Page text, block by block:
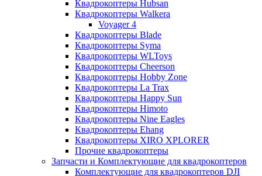
Квадрокоптеры Hubsan
Квадрокоптеры Walkera
Voyager 4
Квадрокоптеры Blade
Квадрокоптеры Syma
Квадрокоптеры WLToys
Квадрокоптеры Cheerson
Квадрокоптеры Hobby Zone
Квадрокоптеры La Trax
Квадрокоптеры Happy Sun
Квадрокоптеры Himoto
Квадрокоптеры Nine Eagles
Квадрокоптеры Ehang
Квадрокоптеры XIRO XPLORER
Прочие квадрокоптеры
Запчасти и Комплектующие для квадрокоптеров
Комплектующие для квадрокоптеров DJI